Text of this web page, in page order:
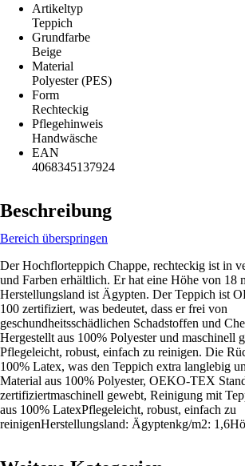
Artikeltyp
Teppich
Grundfarbe
Beige
Material
Polyester (PES)
Form
Rechteckig
Pflegehinweis
Handwäsche
EAN
4068345137924
Beschreibung
Bereich überspringen
Der Hochflorteppich Chappe, rechteckig ist in
und Farben erhältlich. Er hat eine Höhe von 18
Herstellungsland ist Ägypten. Der Teppich ist
100 zertifiziert, was bedeutet, dass er frei von
geschundheitsschädlichen Schadstoffen und
Hergestellt aus 100% Polyester und maschinell
Pflegeleicht, robust, einfach zu reinigen. Die
100% Latex, was den Teppich extra langlebig
Material aus 100% Polyester, OEKO-TEX
zertifiziertmaschinell gewebt, Reinigung mit
aus 100% LatexPflegeleicht, robust, einfach zu
reinigenHerstellungsland: Ägyptenkg/m2: